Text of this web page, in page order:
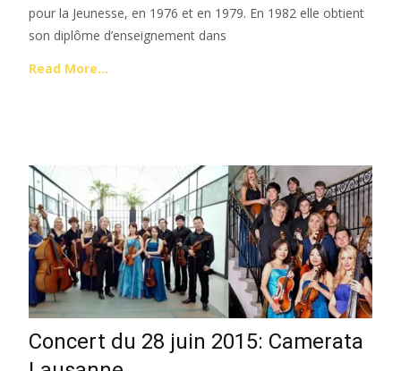
pour la Jeunesse, en 1976 et en 1979. En 1982 elle obtient
son diplôme d’enseignement dans
Read More…
Concert du 28 juin 2015: Camerata